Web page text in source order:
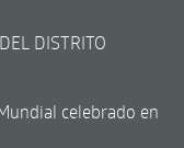
DISTRITO
celebrado en